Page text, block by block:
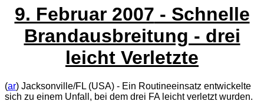
9. Februar 2007 - Schnelle
Brandausbreitung - drei
leicht Verletzte
(ar) Jacksonville/FL (USA) - Ein Routineeinsatz entwickelte
sich zu einem Unfall, bei dem drei FA leicht verletzt wurden.